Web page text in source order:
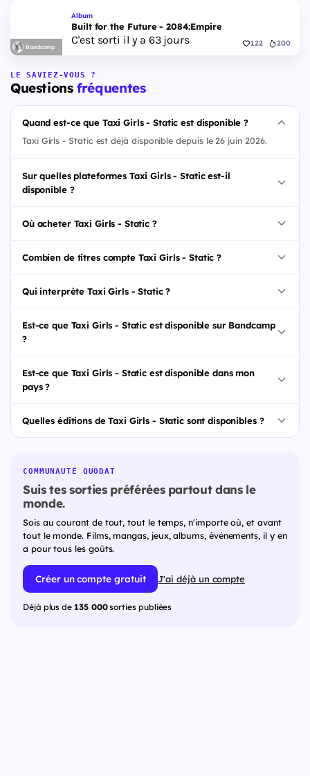
Bandcamp
Album
Built for the Future - 2084:Empire
C'est sorti il y a 63 jours 122 200
LE SAVIEZ-VOUS ?
Questionsfréquentes
Quand est-ce que Taxi Girls - Static est disponible ?
Taxi Girls - Static est déjà disponible depuis le 26 juin 2026.
Sur quelles plateformes Taxi Girls - Static est-il
disponible ?
Où acheter Taxi Girls - Static ?
Combien de titres compte Taxi Girls - Static ?
Qui interprète Taxi Girls - Static ?
Est-ce que Taxi Girls - Static est disponible sur Bandcamp
?
Est-ce que Taxi Girls - Static est disponible dans mon
pays ?
Quelles éditions de Taxi Girls - Static sont disponibles ?
COMMUNAUTÉ QUODAT
Suis tes sorties préférées partout dans le
monde.
Sois au courant de tout, tout le temps, n'importe où, et avant
tout le monde. Films, mangas, jeux, albums, événements, il y en
a pour tous les goûts.
Créer un compte gratuit J'ai déjà un compte
Déjà plus de 135 000sorties publiées